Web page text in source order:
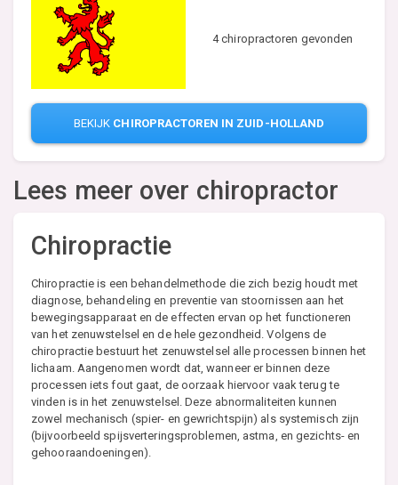
4 chiropractoren gevonden
BEKIJK CHIROPRACTOREN IN ZUID-HOLLAND
Lees meer over chiropractor
Chiropractie
Chiropractie is een behandelmethode die zich bezig houdt met
diagnose, behandeling en preventie van stoornissen aan het
bewegingsapparaat en de effecten ervan op het functioneren
van het zenuwstelsel en de hele gezondheid. Volgens de
chiropractie bestuurt het zenuwstelsel alle processen binnen het
lichaam. Aangenomen wordt dat, wanneer er binnen deze
processen iets fout gaat, de oorzaak hiervoor vaak terug te
vinden is in het zenuwstelsel. Deze abnormaliteiten kunnen
zowel mechanisch (spier- en gewrichtspijn) als systemisch zijn
(bijvoorbeeld spijsverteringsproblemen, astma, en gezichts- en
gehooraandoeningen).